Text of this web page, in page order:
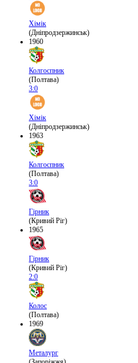
Хімік
(Дніпродзержинськ)
1960
Колгоспник
(Полтава)
3:0
Хімік
(Дніпродзержинськ)
1963
Колгоспник
(Полтава)
3:0
Гірник
(Кривий Ріг)
1965
Гірник
(Кривий Ріг)
2:0
Колос
(Полтава)
1969
Металург